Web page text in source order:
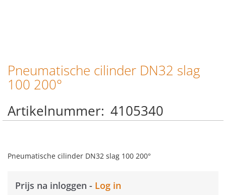
Ga
naar
het
van
de
Pneumatische cilinder DN32 slag
100 200°
Artikelnummer 4105340
Pneumatische cilinder DN32 slag 100 200°
Prijs na inloggen - Log in